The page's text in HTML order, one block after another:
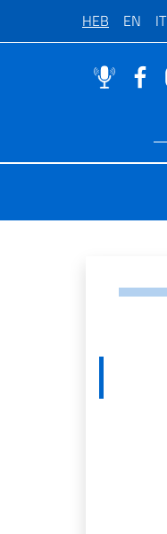
IT
EN
HEB